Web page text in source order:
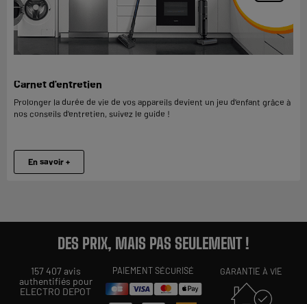
Carnet d'entretien
Prolonger la durée de vie de vos appareils devient un jeu d’enfant grâce à
nos conseils d’entretien, suivez le guide !
En savoir +
DES PRIX, MAIS PAS SEULEMENT !
157 407 avis
authentifiés pour
ELECTRO DEPOT
PAIEMENT SÉCURISÉ GARANTIE À VIE